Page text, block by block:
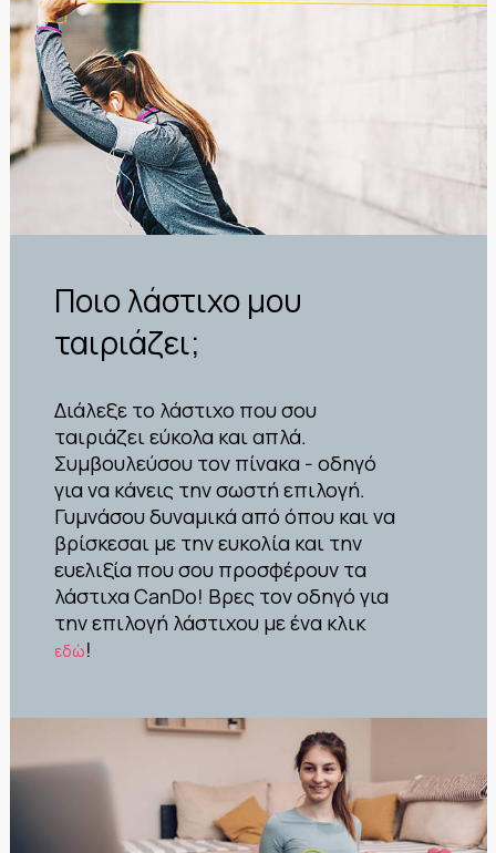
Ποιο λάστιχο μου
ταιριάζει;
Διάλεξε το λάστιχο που σου
ταιριάζει εύκολα και απλά.
Συμβουλεύσου τον πίνακα - οδηγό
για να κάνεις την σωστή επιλογή.
Γυμνάσου δυναμικά από όπου και να
βρίσκεσαι με την ευκολία και την
ευελιξία που σου προσφέρουν τα
λάστιχα CanDo! Βρες τον οδηγό για
την επιλογή λάστιχου με ένα κλικ
εδώ!